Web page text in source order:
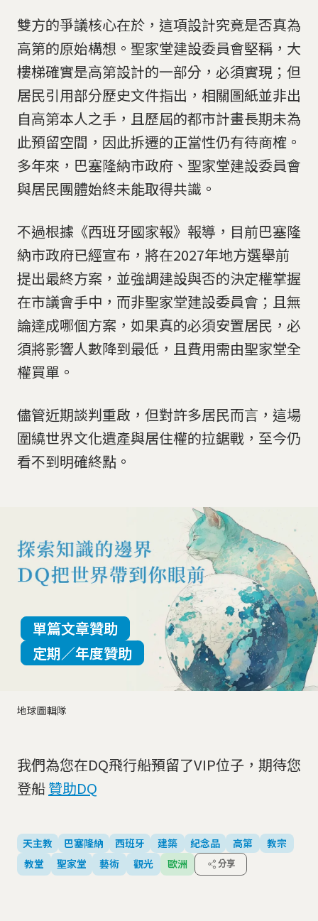
雙方的爭議核心在於，這項設計究竟是否真為
高第的原始構想。聖家堂建設委員會堅稱，大
樓梯確實是高第設計的一部分，必須實現；但
居民引用部分歷史文件指出，相關圖紙並非出
自高第本人之手，且歷屆的都市計畫長期未為
此預留空間，因此拆遷的正當性仍有待商榷。
多年來，巴塞隆納市政府、聖家堂建設委員會
與居民團體始終未能取得共識。
不過根據《西班牙國家報》報導，目前巴塞隆
納市政府已經宣布，將在2027年地方選舉前
提出最終方案，並強調建設與否的決定權掌握
在市議會手中，而非聖家堂建設委員會；且無
論達成哪個方案，如果真的必須安置居民，必
須將影響人數降到最低，且費用需由聖家堂全
權買單。
儘管近期談判重啟，但對許多居民而言，這場
圍繞世界文化遺產與居住權的拉鋸戰，至今仍
看不到明確終點。
地球圖輯隊
單篇文章贊助
定期／年度贊助
我們為您在DQ飛行船預留了VIP位子，期待您
登船贊助DQ
天主教 巴塞隆納 西班牙 建築 紀念品 高第
教宗
教堂
聖家堂 藝術 觀光 歐洲 分享